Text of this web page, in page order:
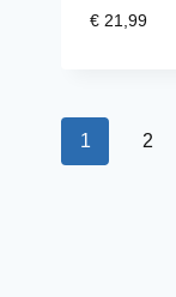
€ 21,99
1 2